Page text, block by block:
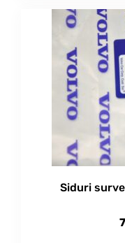
Siduri